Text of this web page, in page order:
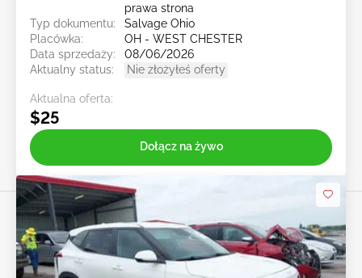
prawa strona
Typ dokumentu:
Salvage Ohio
Placówka:
OH - WEST CHESTER
Data sprzedaży:
08/06/2026
Aktualny status:
Nie złożyłeś oferty
Aktualna oferta:
$25
Dołącz na żywo